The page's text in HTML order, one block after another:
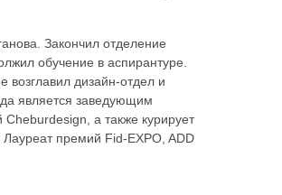
Закончил отделение
обучение в аспирантуре.
возглавил дизайн-отдел и
является заведующим
а также курирует
премий Fid-EXPO, ADD